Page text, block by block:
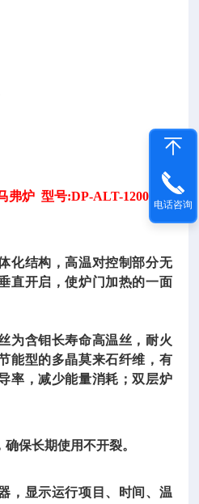
弗炉 型号:DP-ALT-1200
化结构，高温对控制部分无
直开启，使炉门加热的一面
为含钼长寿命高温丝，耐火
能型的多晶莫来石纤维，有
率，减少能量消耗；双层炉
保长期使用不开裂。
，显示运行项目、时间、温
电话咨询